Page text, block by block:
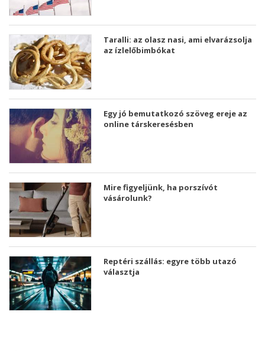
Taralli: az olasz nasi, ami elvarázsolja
az ízlelőbimbókat
Egy jó bemutatkozó szöveg ereje az
online társkeresésben
Mire figyeljünk, ha porszívót
vásárolunk?
Reptéri szállás: egyre több utazó
választja